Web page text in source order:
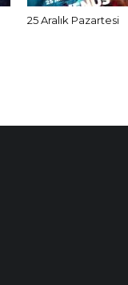
25 Aralık Pazartesi